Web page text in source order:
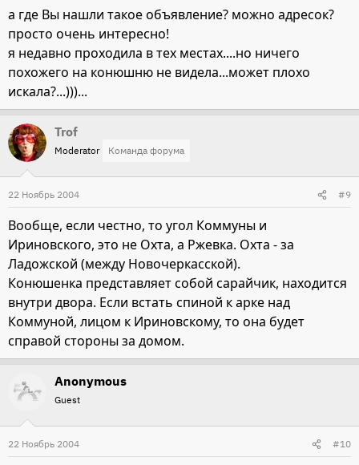
а где Вы нашли такое объявление? можно адресок?
просто очень интересно!
я недавно проходила в тех местах....но ничего
похожего на конюшню не видела...может плохо
искала?...)))...
Trof
Moderator Команда форума
22 Ноябрь 2004 #9
Вообще, если честно, то угол Коммуны и
Ириновского, это не Охта, а Ржевка. Охта - за
Ладожской (между Новочеркасской).
Конюшенка представляет собой сарайчик, находится
внутри двора. Если встать спиной к арке над
Коммуной, лицом к Ириновскому, то она будет
справой стороны за домом.
Anonymous
Guest
22 Ноябрь 2004 #10